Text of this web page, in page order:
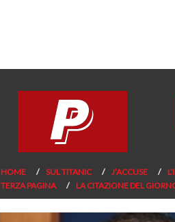
HOME SUL TITANIC J’ACCUSE
TERZA PAGINA
LA CITAZIONE DEL